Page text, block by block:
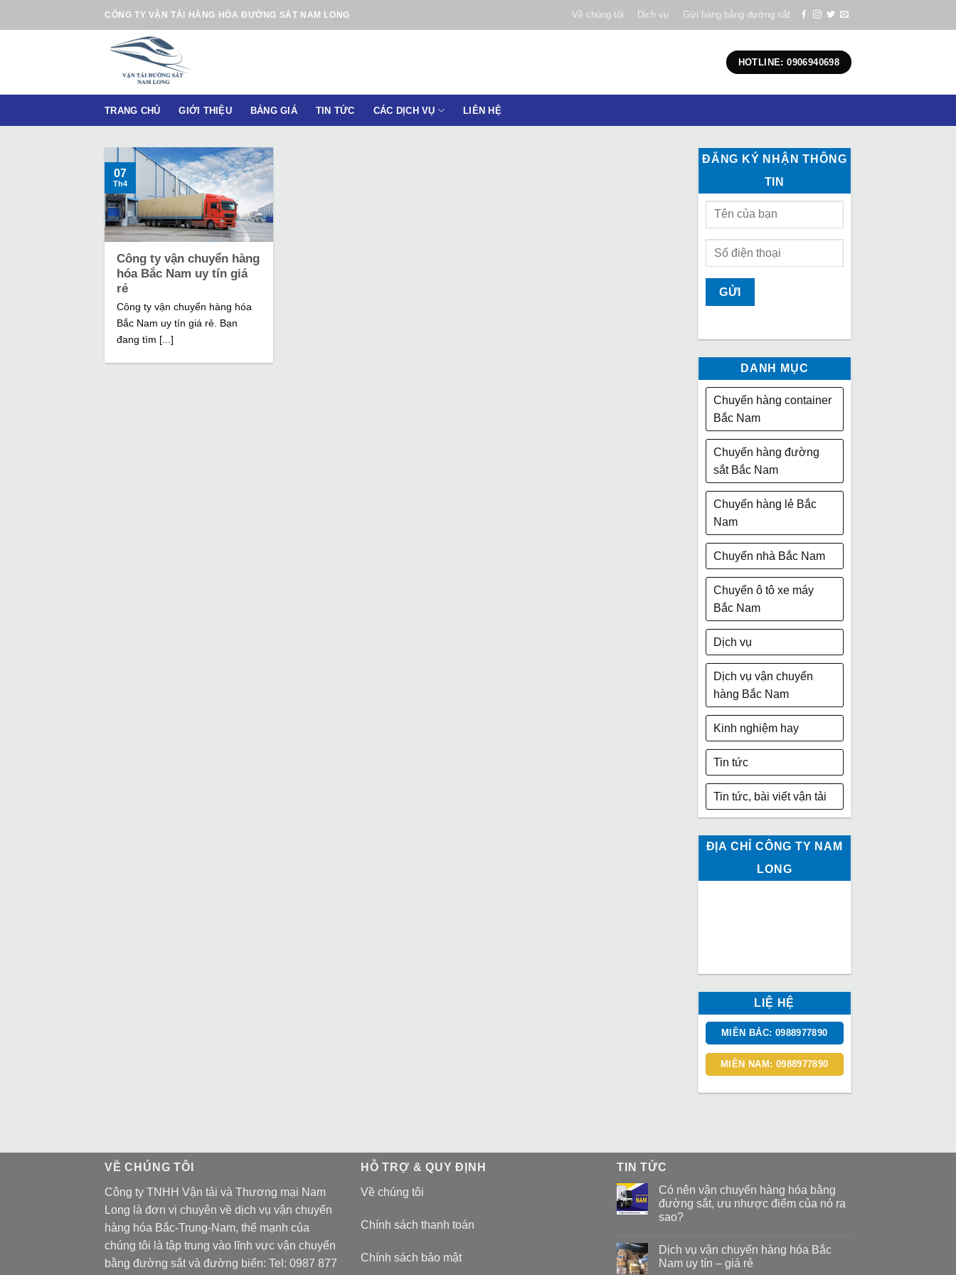
n
CÔNG TY VẬN TẢI HÀNG HÓA ĐƯỜNG SẮT NAM LONG Về chúng tôi Dịch vụ Gửi hàng bằng đường sắt
HOTLINE: 0906940698
TRANG CHỦ GIỚI THIỆU BẢNG GIÁ TIN TỨC CÁC DỊCH VỤ LIÊN HỆ
Công ty vận chuyển hàng
hóa Bắc Nam uy tín giá
rẻ
Công ty vận chuyển hàng hóa
Bắc Nam uy tín giá rẻ. Bạn
đang tìm [...]
07
Th4
ĐĂNG KÝ NHẬN THÔNG
TIN
DANH MỤC
Chuyển hàng container
Bắc Nam
Chuyển hàng đường
sắt Bắc Nam
Chuyển hàng lẻ Bắc
Nam
Chuyển nhà Bắc Nam
Chuyển ô tô xe máy
Bắc Nam
Dịch vụ
Dịch vụ vận chuyển
hàng Bắc Nam
Kinh nghiệm hay
Tin tức
Tin tức, bài viết vận tải
ĐỊA CHỈ CÔNG TY NAM
LONG
LIỆ HỆ
MIỀN BẮC: 0988977890
MIỀN NAM: 0988977890
VỀ CHÚNG TÔI
Công ty TNHH Vận tải và Thương mại Nam
Long là đơn vị chuyên về dịch vụ vận chuyển
hàng hóa Bắc-Trung-Nam, thế mạnh của
chúng tôi là tập trung vào lĩnh vực vận chuyển
bằng đường sắt và đường biển: Tel: 0987 877
HỖ TRỢ & QUY ĐỊNH
Về chúng tôi
Chính sách thanh toán
Chính sách bảo mật
TIN TỨC
Có nên vận chuyển hàng hóa bằng
đường sắt, ưu nhược điểm của nó ra
sao?
Dịch vụ vận chuyển hàng hóa Bắc
Nam uy tín – giá rẻ